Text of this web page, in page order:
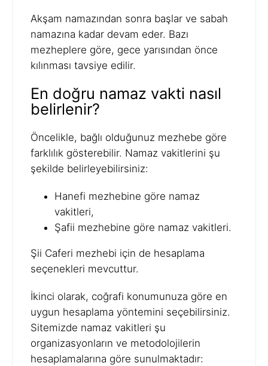
Akşam namazından sonra başlar ve sabah
namazına kadar devam eder. Bazı
mezheplere göre, gece yarısından önce
kılınması tavsiye edilir.
En doğru namaz vakti nasıl
belirlenir?
Öncelikle, bağlı olduğunuz mezhebe göre
farklılık gösterebilir. Namaz vakitlerini şu
şekilde belirleyebilirsiniz:
Hanefi mezhebine göre namaz
vakitleri,
Şafii mezhebine göre namaz vakitleri.
Şii Caferi mezhebi için de hesaplama
seçenekleri mevcuttur.
İkinci olarak, coğrafi konumunuza göre en
uygun hesaplama yöntemini seçebilirsiniz.
Sitemizde namaz vakitleri şu
organizasyonların ve metodolojilerin
hesaplamalarına göre sunulmaktadır: